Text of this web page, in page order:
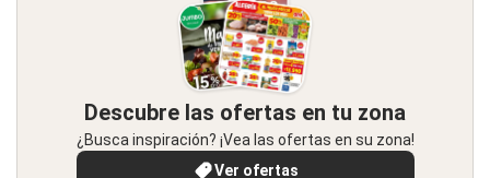
Descubre las ofertas en tu zona
¿Busca inspiración? ¡Vea las ofertas en su zona!
Ver ofertas